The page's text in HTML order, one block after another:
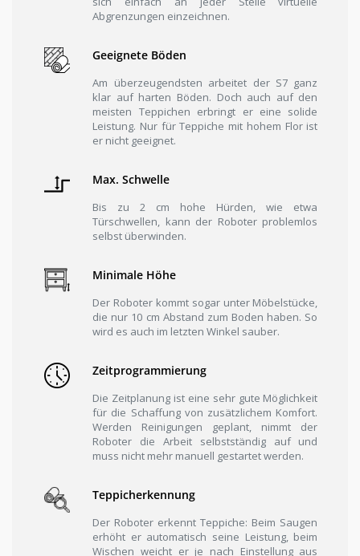
Abgrenzungen einzeichnen.
Geeignete Böden
Am überzeugendsten arbeitet der S7 ganz
klar auf harten Böden. Doch auch auf den
meisten Teppichen erbringt er eine solide
Leistung. Nur für Teppiche mit hohem Flor ist
er nicht geeignet.
Max. Schwelle
Bis zu 2 cm hohe Hürden, wie etwa
Türschwellen, kann der Roboter problemlos
selbst überwinden.
Minimale Höhe
Der Roboter kommt sogar unter Möbelstücke,
die nur 10 cm Abstand zum Boden haben. So
wird es auch im letzten Winkel sauber.
Zeitprogrammierung
Die Zeitplanung ist eine sehr gute Möglichkeit
für die Schaffung von zusätzlichem Komfort.
Werden Reinigungen geplant, nimmt der
Roboter die Arbeit selbstständig auf und
muss nicht mehr manuell gestartet werden.
Teppicherkennung
Der Roboter erkennt Teppiche: Beim Saugen
erhöht er automatisch seine Leistung, beim
Wischen weicht er je nach Einstellung aus